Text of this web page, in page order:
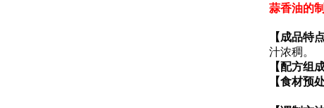
蒜香油的
【成品特点
汁浓稠。
【配方组成
【食材预
②把混